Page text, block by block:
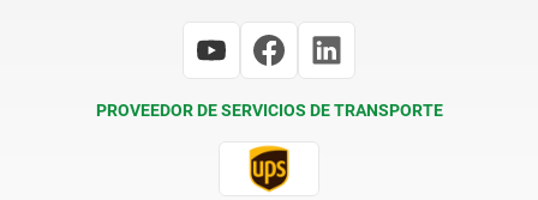
PROVEEDOR DE SERVICIOS DE TRANSPORTE